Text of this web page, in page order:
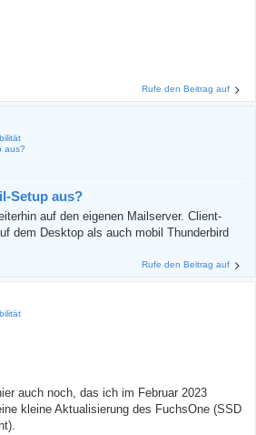
Rufe den Beitrag auf
aus?
Setup aus?
auf den eigenen Mailserver. Client-
dem Desktop als auch mobil Thunderbird
Rufe den Beitrag auf
auch noch, das ich im Februar 2023
kleine Aktualisierung des FuchsOne (SSD